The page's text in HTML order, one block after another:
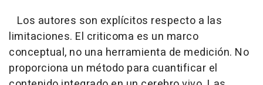
Los autores son explícitos respecto a las
limitaciones. El criticoma es un marco
conceptual, no una herramienta de medición. No
proporciona un método para cuantificar el